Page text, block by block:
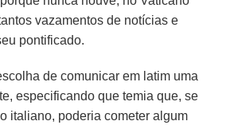
vazamentos de notícias e
pontificado.
de comunicar em latim uma
especificando que temia que, se
italiano, poderia cometer algum